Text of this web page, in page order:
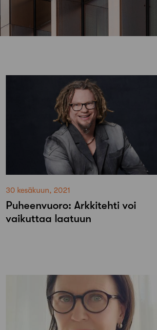
30 kesäkuun, 2021
Puheenvuoro: Arkkitehti voi
vaikuttaa laatuun